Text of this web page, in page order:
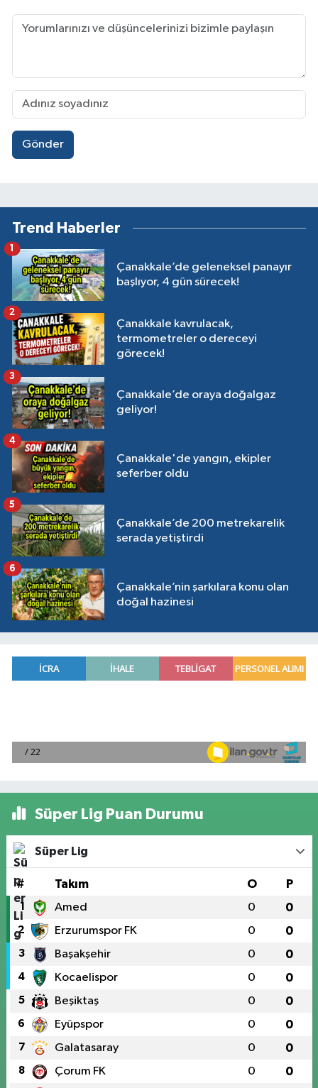
Gönder
Trend Haberler
Çanakkale’de geleneksel panayır
başlıyor, 4 gün sürecek!
1
Çanakkale kavrulacak,
termometreler o dereceyi
görecek!
2
Çanakkale’de oraya doğalgaz
geliyor!
3
Çanakkale'de yangın, ekipler
seferber oldu
4
Çanakkale’de 200 metrekarelik
serada yetiştirdi
5
Çanakkale’nin şarkılara konu olan
doğal hazinesi
6
Süper Lig Puan Durumu
Süper Lig
# Takım O P
1 Amed 0 0
2 Erzurumspor FK 0 0
3 Başakşehir 0 0
4 Kocaelispor 0 0
5 Beşiktaş 0 0
6 Eyüpspor 0 0
7 Galatasaray 0 0
8 Çorum FK 0 0